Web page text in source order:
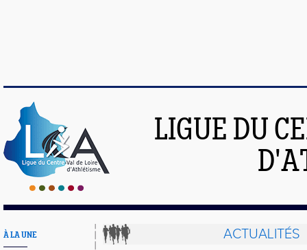
LIGUE DU
À LA UNE ACTUALITÉS